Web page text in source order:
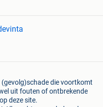
die voortkomt
uit fouten of ontbrekende
deze site.